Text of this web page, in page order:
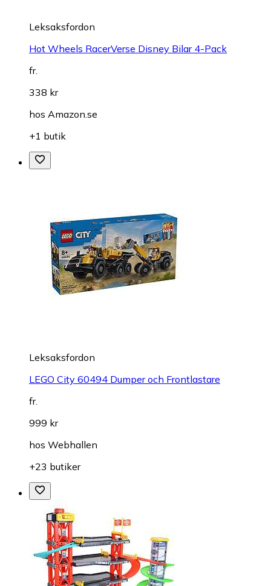
Leksaksfordon
Hot Wheels RacerVerse Disney Bilar 4-Pack
fr.
338 kr
hos Amazon.se
+1 butik
Leksaksfordon
LEGO City 60494 Dumper och Frontlastare
fr.
999 kr
hos Webhallen
+23 butiker